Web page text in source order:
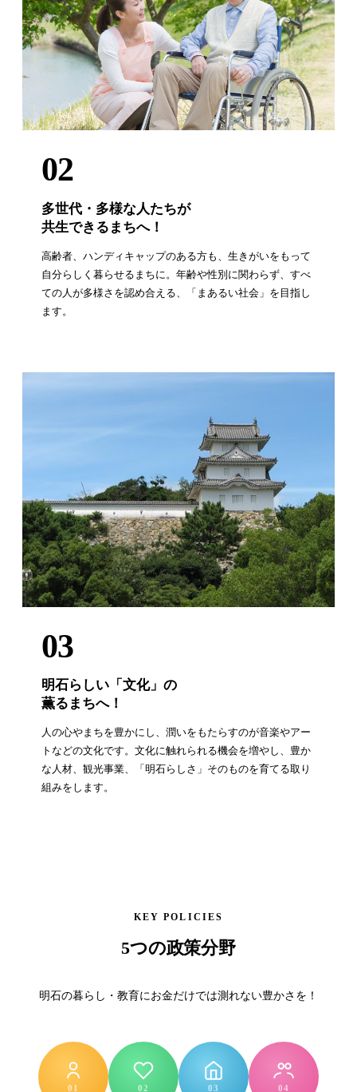
02
多世代・多様な人たちが
共生できるまちへ！
高齢者、ハンディキャップのある方も、生きがいをもって
自分らしく暮らせるまちに。年齢や性別に関わらず、すべ
ての人が多様さを認め合える、「まあるい社会」を目指し
ます。
03
明石らしい「文化」の
薫るまちへ！
人の心やまちを豊かにし、潤いをもたらすのが音楽やアー
トなどの文化です。文化に触れられる機会を増やし、豊か
な人材、観光事業、「明石らしさ」そのものを育てる取り
組みをします。
KEY POLICIES
5つの政策分野
明石の暮らし・教育にお金だけでは測れない豊かさを！
01 02 03 04